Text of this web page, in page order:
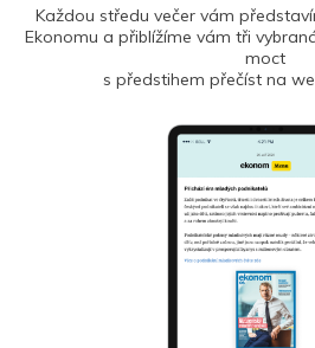
Každou středu večer vám
Ekonomu a přiblížíme vám tři
moct
s předstihem přečíst na